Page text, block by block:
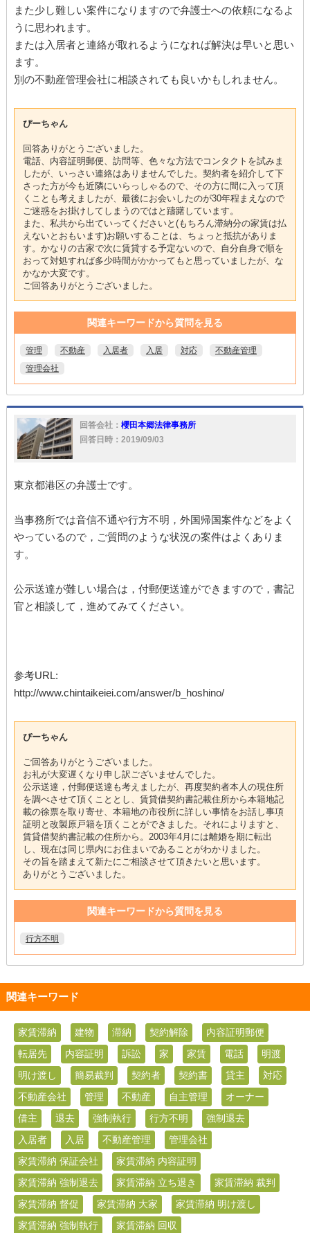
また少し難しい案件になりますので弁護士への依頼になるよ
うに思われます。
または入居者と連絡が取れるようになれば解決は早いと思い
ます。
別の不動産管理会社に相談されても良いかもしれません。
ぴーちゃん
回答ありがとうございました。
電話、内容証明郵便、訪問等、色々な方法でコンタクトを試みま
したが、いっさい連絡はありませんでした。契約者を紹介して下
さった方が今も近隣にいらっしゃるので、その方に間に入って頂
くことも考えましたが、最後にお会いしたのが30年程まえなので
ご迷惑をお掛けしてしまうのではと躊躇しています。
また、私共から出ていってくださいと(もちろん滞納分の家賃は払
えないとおもいます)お願いすることは、ちょっと抵抗がありま
す。かなりの古家で次に賃貸する予定ないので、自分自身で順を
おって対処すれば多少時間がかかってもと思っていましたが、な
かなか大変です。
ご回答ありがとうございました。
関連キーワードから質問を見る
管理 不動産 入居者 入居 対応
不動産管理
管理会社
回答会社： 櫻田本郷法律事務所
回答日時：2019/09/03
東京都港区の弁護士です。
当事務所では音信不通や行方不明，外国帰国案件などをよく
やっているので，ご質問のような状況の案件はよくありま
す。
公示送達が難しい場合は，付郵便送達ができますので，書記
官と相談して，進めてみてください。
参考URL:
http://www.chintaikeiei.com/answer/b_hoshino/
ぴーちゃん
ご回答ありがとうございました。
お礼が大変遅くなり申し訳ございませんでした。
公示送達，付郵便送達も考えましたが、再度契約者本人の現住所
を調べさせて頂くこととし、賃貸借契約書記載住所から本籍地記
載の徐票を取り寄せ、本籍地の市役所に詳しい事情をお話し事項
証明と改製原戸籍を頂くことができました。それによりますと、
賃貸借契約書記載の住所から。2003年4月には離婚を期に転出
し、現在は同じ県内にお住まいであることがわかりました。
その旨を踏まえて新たにご相談させて頂きたいと思います。
ありがとうございました。
関連キーワードから質問を見る
行方不明
関連キーワード
家賃滞納 建物 滞納 契約解除
内容証明郵便
転居先
内容証明 訴訟 家 家賃 電話
明渡
明け渡し
簡易裁判 契約者 契約書 貸主
対応
不動産会社
管理 不動産 自主管理
オーナー
借主
退去 強制執行 行方不明
強制退去
入居者
入居 不動産管理
管理会社
家賃滞納 保証会社
家賃滞納 内容証明
家賃滞納 強制退去
家賃滞納 立ち退き
家賃滞納 裁判
家賃滞納 督促
家賃滞納 大家
家賃滞納 明け渡し
家賃滞納 強制執行
家賃滞納 回収